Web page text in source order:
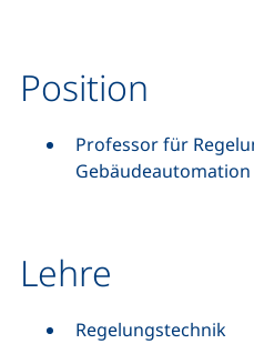
Position
Professor für
Gebäudeautomation
Lehre
Regelungstechnik